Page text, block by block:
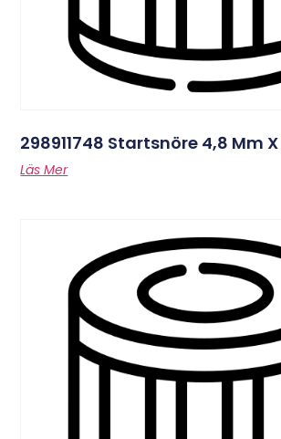
298911748 Startsnöre 4,8 Mm X
Läs Mer